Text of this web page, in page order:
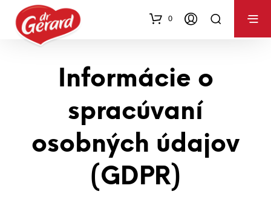
0
Informácie o
spracúvaní
osobných údajov
(GDPR)